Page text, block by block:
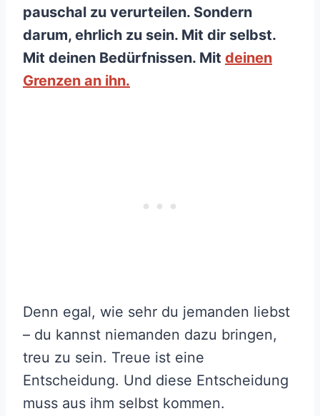
pauschal zu verurteilen. Sondern
darum, ehrlich zu sein. Mit dir selbst.
Mit deinen Bedürfnissen. Mit deinen
Grenzen an ihn.
Denn egal, wie sehr du jemanden liebst
– du kannst niemanden dazu bringen,
treu zu sein. Treue ist eine
Entscheidung. Und diese Entscheidung
muss aus ihm selbst kommen.